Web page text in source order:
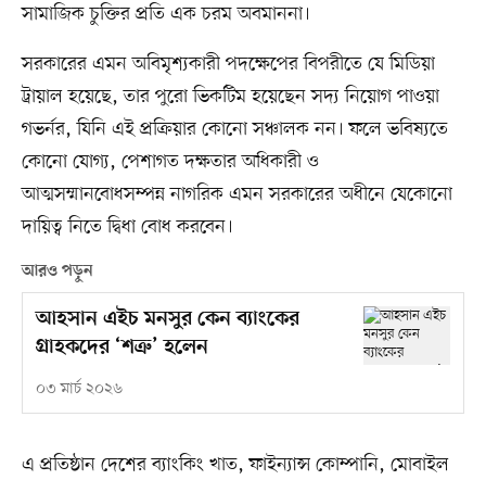
সামাজিক চুক্তির প্রতি এক চরম অবমাননা।
সরকারের এমন অবিমৃশ্যকারী পদক্ষেপের বিপরীতে যে মিডিয়া
ট্রায়াল হয়েছে, তার পুরো ভিকটিম হয়েছেন সদ্য নিয়োগ পাওয়া
গভর্নর, যিনি এই প্রক্রিয়ার কোনো সঞ্চালক নন। ফলে ভবিষ্যতে
কোনো যোগ্য, পেশাগত দক্ষতার অধিকারী ও
আত্মসম্মানবোধসম্পন্ন নাগরিক এমন সরকারের অধীনে যেকোনো
দায়িত্ব নিতে দ্বিধা বোধ করবেন।
আরও পড়ুন
আহসান এইচ মনসুর কেন ব্যাংকের
গ্রাহকদের ‘শত্রু’ হলেন
০৩ মার্চ ২০২৬
এ প্রতিষ্ঠান দেশের ব্যাংকিং খাত, ফাইন্যান্স কোম্পানি, মোবাইল